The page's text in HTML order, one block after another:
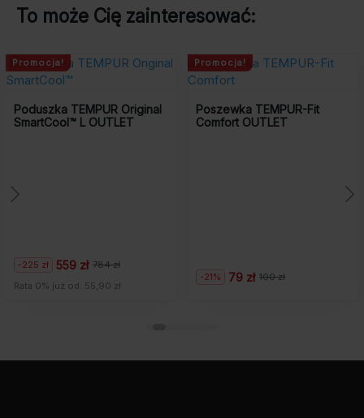
To może Cię zainteresować:
Promocja!
Poduszka TEMPUR Original
SmartCool™ L OUTLET
784 zł
Pierwotna
cena
559 zł
Aktualna
cena
-225 zł
Rata 0% już od: 55,90 zł
Promocja!
Poszewka TEMPUR-Fit
Comfort OUTLET
100 zł
Pierwotna
79 zł
Aktualna
-21%